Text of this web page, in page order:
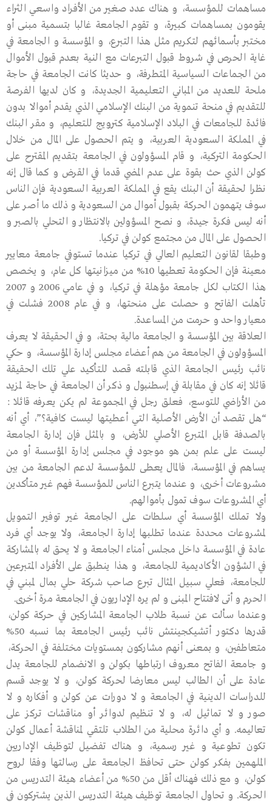
مساهمات للمؤسسة، و هناك عدد صغير من الأفراد واسعي الثراء
يقومون بمساهمات كبيرة، و تقوم الجامعة غالبا بتسمية مبنى أو
مختبر بأسمائهم لتكريم مثل هذا التبرع، و المؤسسة و الجامعة في
غاية الحرص في شروط قبول التبرعات مع النية بعدم قبول الأموال
من الجماعات السياسية المتطرفة، و حديثا كانت الجامعة في حاجة
ملحة للعديد من المباني التعليمية الجديدة، و كان لديها الفرصة
للتقديم في منحة تنموية من البنك الإسلامي الذي يقدم أموالا بدون
فائدة للجامعات في البلاد الإسلامية كترويج للتعليم، و مقر البنك
في المملكة السعودية العربية، و يتم الحصول على المال من خلال
الحكومة التركية، و قام المسؤولون في الجامعة بتقديم المقترح على
كولن الذي حث بقوة على عدم المضي قدما في القرض و كما قال إنه
نظرا لحقيقة أن البنك يقع في المملكة العربية السعودية فإن الناس
سوف يتهمون الحركة بقبول أموال من السعودية و ذلك ما أصر على
أنه ليس فكرة جيدة، و نصح المسؤولين بالانتظار و التحلي بالصبر و
الحصول على المال من مجتمع كولن في تركيا.
وطبقا لقانون التعليم العالي في تركيا عندما تستوفي جامعة معايير
معينة فإن الحكومة تعطيها 10% من ميزانيتها كل عام، و يخصص
هذا الكتاب لكل جامعة مؤهلة في تركيا، و في عامي 2006 و 2007
تأهلت الفاتح و حصلت على منحتها، و في عام 2008 فشلت في
معيار واحد و حرمت من المساعدة.
العلاقة بين المؤسسة و الجامعة مالية بحتة، و في الحقيقة لا يعرف
المسؤولون في الجامعة من هم أعضاء مجلس إدارة المؤسسة، و حكي
نائب رئيس الجامعة الذي قابلته قصد للتأكيد علي تلك الحقيقة
قائلا إنه كان في مقابلة في إسطنبول و ذكر أن الجامعة في حاجة لمزيد
من الأراضي للتوسع، فعلق رجل في المجموعة لم يكن يعرفه قائلا :
“هل تقصد أن الأرض الأصلية التي أعطيتها ليست كافية؟”، أي أنه
بالصدفة قابل المتبرع الأصلي للأرض، و بالمثل فإن إدارة الجامعة
ليست على علم بمن هو موجود في مجلس إدارة المؤسسة أو من
يساهم في المؤسسة، فالمال يعطى للمؤسسة لدعم الجامعة من بين
مشروعات أخرى، و عندما يتبرع الناس للمؤسسة فهم غير متأكدين
أي المشروعات سوف تمول بأموالهم.
ولا تملك المؤسسة أي سلطات على الجامعة غير توفير التمويل
لمشروعات محددة عندما تطلبها إدارة الجامعة، ولا يوجد أي فرد
عادة في المؤسسة داخل مجلس أمناء الجامعة و لا يحق له بالمشاركة
في الشؤون الأكاديمية للجامعة، و هذا ينطبق على الأفراد المتبرعين
للجامعة، فعلي سبيل المثال تبرع صاحب شركة حلي بمال لمبني في
الحرم و أتى لافتتاح المبنى و لم يره الإداريون في الجامعة مرة أخرى.
وعندما سألت عن نسبة طلاب الجامعة المشاركين في حركة كولن،
قدرها دكتور أتشيكجينتش نائب رئيس الجامعة بما نسبه 50%
متعاطفين، و بمعنى أنهم مشاركون بمستويات مختلفة في الحركة،
و جامعة الفاتح معروف ارتباطها بكولن و الانضمام للجامعة يدل
عادة على أن الطالب ليس معارضا لحركة كولن، و لا يوجد قسم
للدراسات الدينية في الجامعة و لا دورات عن كولن و أفكاره و لا
صور و لا تماثيل له، و لا تنظيم لدوائر أو مناقشات تركز على
تعاليمه. و أي دائرة محلية من الطلاب تلتقي لمناقشة أعمال كولن
تكون تطوعية و غير رسمية، و هناك تفضيل لتوظيف الإداريين
الملهمين بفكر كولن حتى تحافظ الجامعة على رسالتها وفقا لروح
كولن، و مع ذلك فهناك أقل من 50% من أعضاء هيئة التدريس من
الحركة. و تحاول الجامعة توظيف هيئة التدريس الذين يشتركون في